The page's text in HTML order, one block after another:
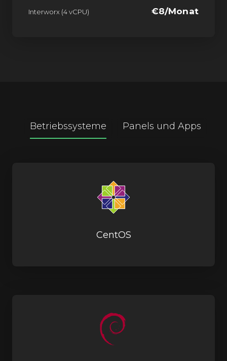
Interworx (4 vCPU) €8/Monat
Betriebssysteme Panels und Apps
CentOS